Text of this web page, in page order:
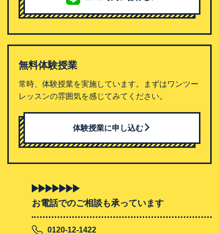
無料体験授業
常時、体験授業を実施しています。まずはワンツー
レッスンの雰囲気を感じてみてください。
体験授業に申し込む
お電話でのご相談も承っています
0120-12-1422